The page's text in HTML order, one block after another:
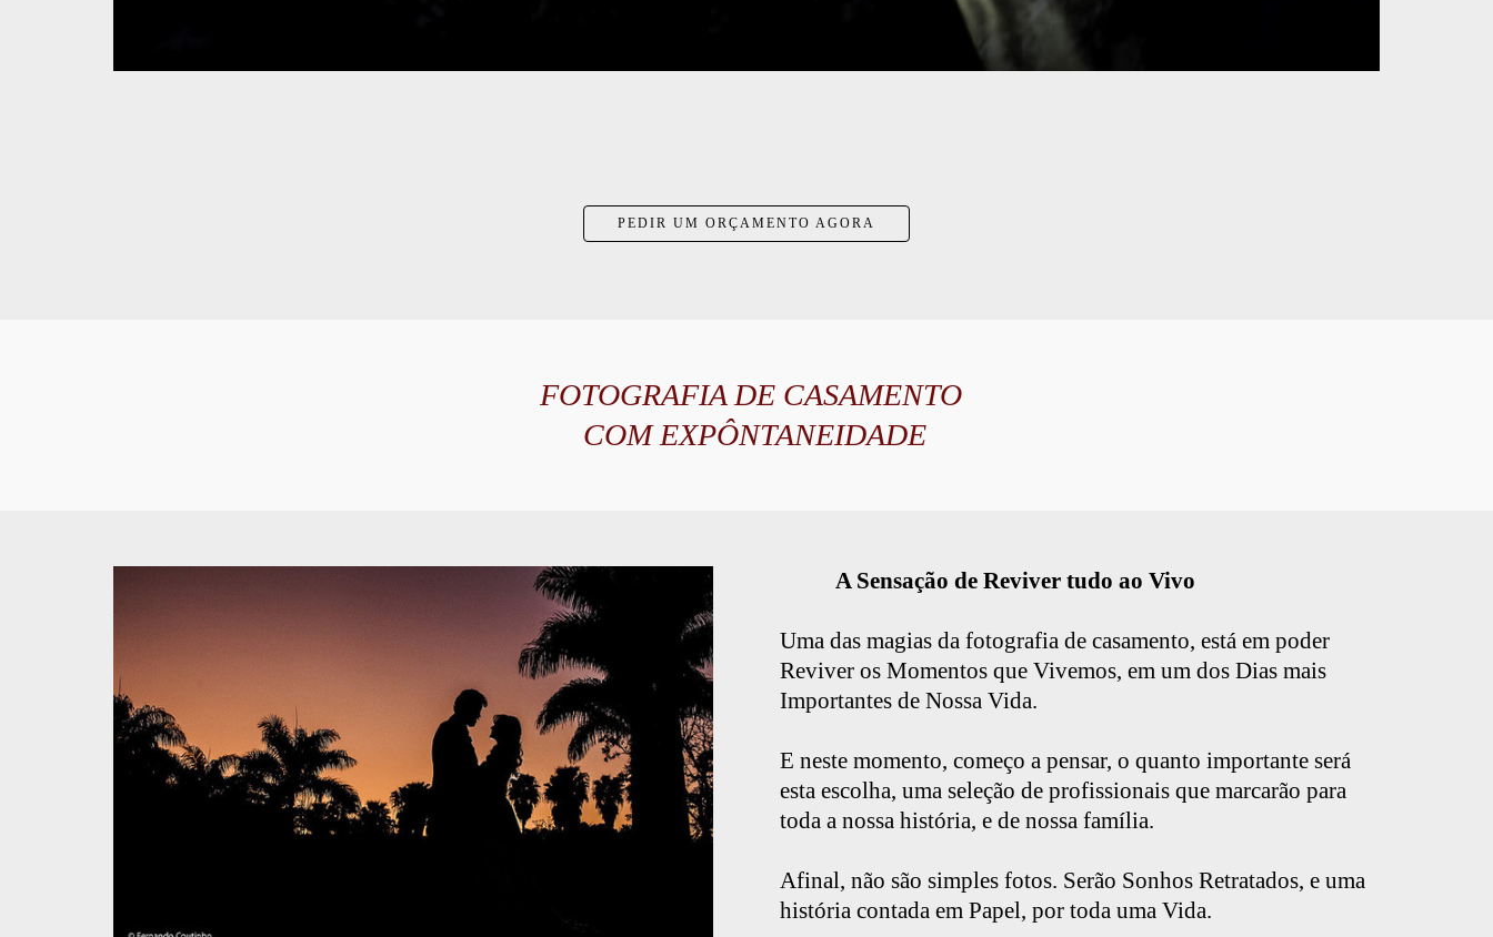
PEDIR UM ORÇAMENTO AGORA
FOTOGRAFIA DE CASAMENTO
COM EXPÔNTANEIDADE
A Sensação de Reviver tudo ao Vivo
Uma das magias da fotografia de casamento, está em poder
Reviver os Momentos que Vivemos, em um dos Dias mais
Importantes de Nossa Vida.
E neste momento, começo a pensar, o quanto importante será
esta escolha, uma seleção de profissionais que marcarão para
toda a nossa história, e de nossa família.
Afinal, não são simples fotos. Serão Sonhos Retratados, e uma
história contada em Papel, por toda uma Vida.